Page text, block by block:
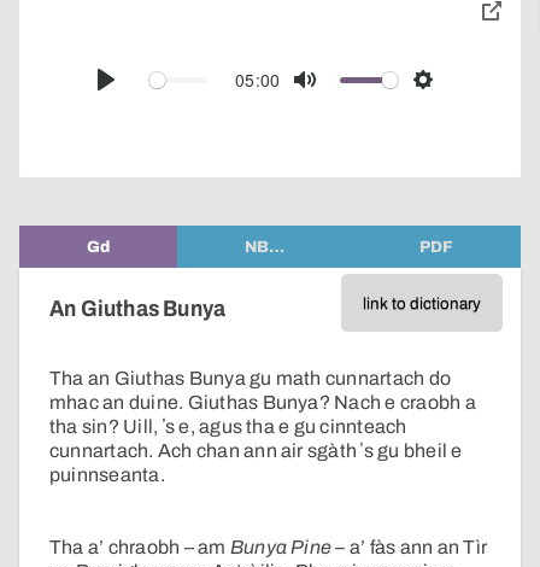
Play
05:00
Mute Settings
toggle
Gd NB… PDF
link to dictionary
An Giuthas Bunya
Tha an Giuthas Bunya gu math cunnartach do
mhac an duine. Giuthas Bunya? Nach e craobh a
tha sin? Uill, ʼs e, agus tha e gu cinnteach
cunnartach. Ach chan ann air sgàth ʼs gu bheil e
puinnseanta.
Tha a’ chraobh – am Bunya Pine– a’ fàs ann an Tìr